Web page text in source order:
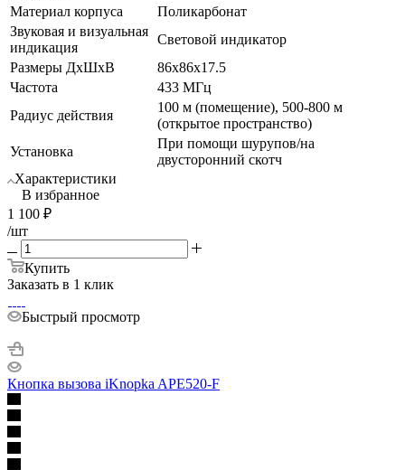
Материал корпуса
Поликарбонат
Звуковая и визуальная
индикация
Световой индикатор
Размеры ДхШхВ
86х86х17.5
Частота
433 МГц
Радиус действия
100 м (помещение), 500-800 м
(открытое пространство)
Установка
При помощи шурупов/на
двусторонний скотч
Характеристики
В избранное
1 100 ₽
/шт
Купить
Заказать в 1 клик
Быстрый просмотр
Кнопка вызова iKnopka APE520-F